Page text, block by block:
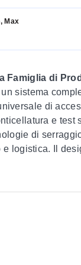
Max
Famiglia di
sistema
di
e test
di
e logistica. Il
l’uso